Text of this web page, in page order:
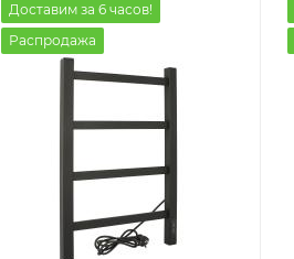
Доставим за 6 часов!
Распродажа